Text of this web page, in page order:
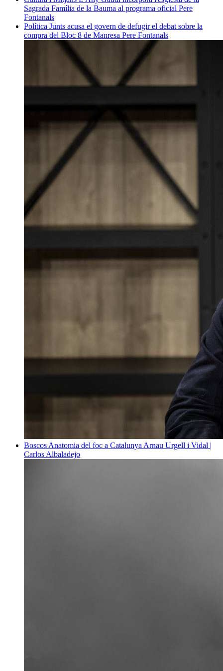
Sagrada Família de la Bauma al programa oficial Pere
Fontanals
Política Junts acusa el govern de defugir el debat sobre la
compra del Bloc 8 de Manresa Pere Fontanals
Boscos Anatomia del foc a Catalunya Arnau Urgell i Vidal |
Carlos Albaladejo